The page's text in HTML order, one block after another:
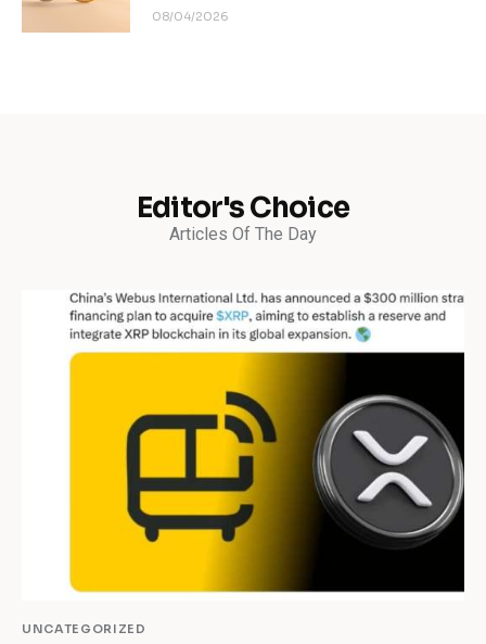
08/04/2026
Editor's Choice
Articles Of The Day
UNCATEGORIZED